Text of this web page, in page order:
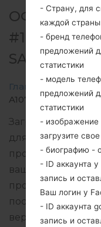
#199025
Главная → Galaxy
Загрузите
для Samsung
проверить,
вашего
прошивки CGU
поставляется с
версия CSC
- Страну, для
каждой страны
- бренд
предложений
статистики
- модель
предложений
статистики
- изображение
загрузите
- биографию -
- ID аккаунта
запись и
Ваш логин у
- ID аккаунта
запись и